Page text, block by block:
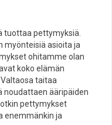
tuottaa pettymyksiä.
myönteisiä asioita ja
ohitamme olan
koko elämän
taitaa
noudattaen ääripäiden
pettymykset
enemmänkin ja